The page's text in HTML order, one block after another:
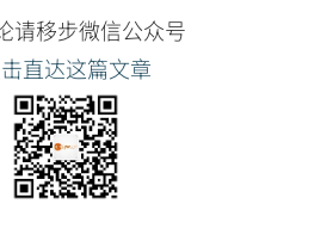
请移步微信公众号
直达这篇文章